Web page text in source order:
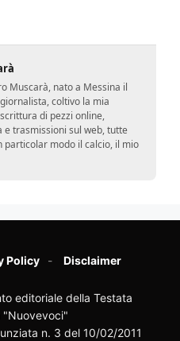
Muscarà, nato a Messina il
coltivo la mia
di pezzi online,
trasmissioni sul web, tutte
particolar modo il calcio, il mio
Policy Disclaimer
editoriale della Testata
"Nuovevoci"
n. 3 del 10/02/2011